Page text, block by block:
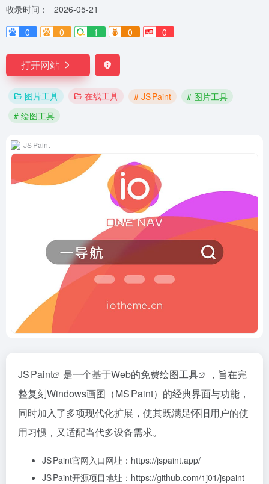
收录时间：
2026-05-21
0
0 1 0 0
打开网站
图片工具 在线工具 # JS Paint
# 图片工具
# 绘图工具
JS Paint
JS Paint 是一个基于Web的免费绘图工具
，旨在完
整复刻Windows画图（MS Paint）的经典界面与功能，
同时加入了多项现代化扩展，使其既满足怀旧用户的使
用习惯，又适配当代多设备需求。
JS Paint官网入口网址：https://jspaint.app/
JS Paint开源项目地址：https://github.com/1j01/jspaint